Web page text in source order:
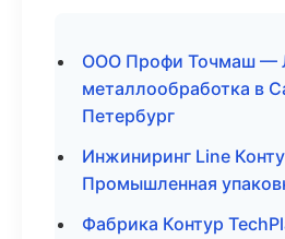
ООО Профи Точмаш —
металлообработка в
Петербург
Инжиниринг Line
Промышленная
Фабрика Контур